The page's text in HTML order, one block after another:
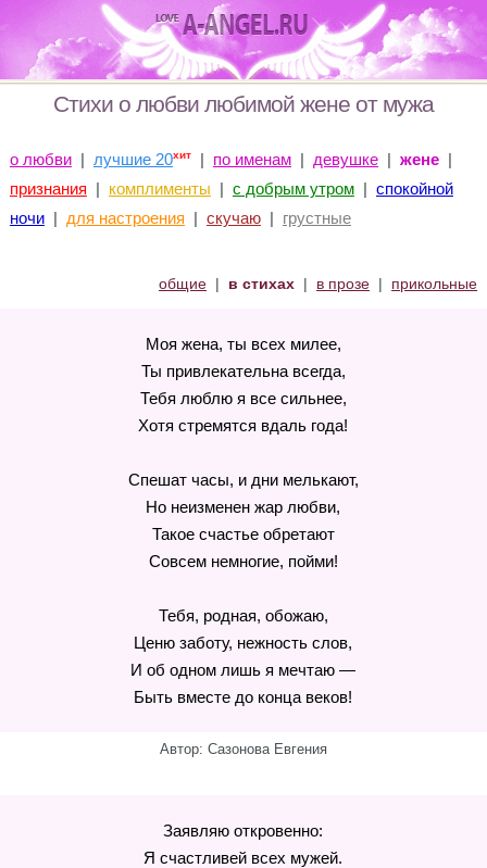
Стихи о любви любимой жене от мужа
о любви| лучшие 20хит| по именам| девушке| жене|
признания | комплименты | с добрым утром| спокойной
ночи| для настроения | скучаю| грустные
общие | в стихах | в прозе | прикольные
Моя жена, ты всех милее,
Ты привлекательна всегда,
Тебя люблю я все сильнее,
Хотя стремятся вдаль года!
Спешат часы, и дни мелькают,
Но неизменен жар любви,
Такое счастье обретают
Совсем немногие, пойми!
Тебя, родная, обожаю,
Ценю заботу, нежность слов,
И об одном лишь я мечтаю —
Быть вместе до конца веков!
Автор: Сазонова Евгения
Заявляю откровенно:
Я счастливей всех мужей.